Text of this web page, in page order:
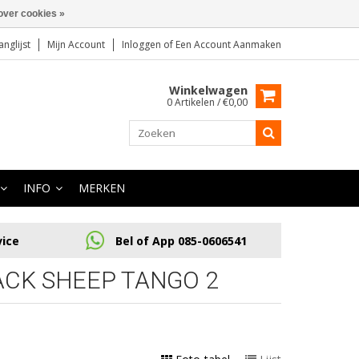
Mijn Account Inloggen of Een Account Aanmaken
Winkelwagen
0 Artikelen / €0,00
INFO MERKEN
Bel of App 085-0606541
SHEEP TANGO 2
cookies »